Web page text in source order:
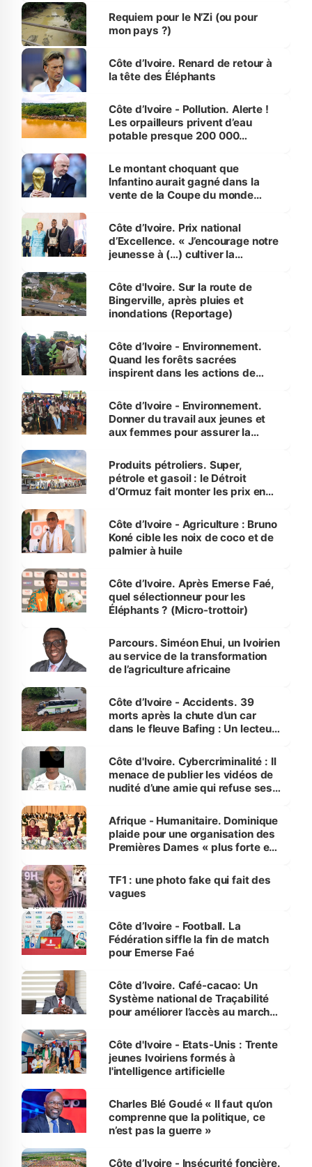
Requiem pour le N’Zi (ou pour
mon pays ?)
Côte d’Ivoire. Renard de retour à
la tête des Éléphants
Côte d’Ivoire - Pollution. Alerte !
Les orpailleurs privent d’eau
potable presque 200 000
Le montant choquant que
Infantino aurait gagné dans la
vente de la Coupe du monde
Côte d’Ivoire. Prix national
d’Excellence. « J’encourage notre
jeunesse à (…) cultiver la
(Alassane Ouattara
Côte d'Ivoire. Sur la route de
Bingerville, après pluies et
inondations (Reportage)
Côte d’Ivoire - Environnement.
Quand les forêts sacrées
inspirent dans les actions de
Côte d’Ivoire - Environnement.
Donner du travail aux jeunes et
aux femmes pour assurer la
menacées
Produits pétroliers. Super,
pétrole et gasoil : le Détroit
d’Ormuz fait monter les prix en
Côte d’Ivoire - Agriculture : Bruno
Koné cible les noix de coco et de
palmier à huile
Côte d’Ivoire. Après Emerse Faé,
quel sélectionneur pour les
Éléphants ? (Micro-trottoir)
Parcours. Siméon Ehui, un Ivoirien
au service de la transformation
de l’agriculture africaine
Côte d’Ivoire - Accidents. 39
morts après la chute d’un car
dans le fleuve Bafing : Un lecteur
des Transports
Côte d'Ivoire. Cybercriminalité : Il
menace de publier les vidéos de
nudité d’une amie qui refuse ses
Afrique - Humanitaire. Dominique
plaide pour une organisation des
Premières Dames « plus forte et
sur la scène internationale »
TF1 : une photo fake qui fait des
vagues
Côte d’Ivoire - Football. La
Fédération siffle la fin de match
pour Emerse Faé
Côte d’Ivoire. Café-cacao: Un
Système national de Traçabilité
pour améliorer l’accès au marché
Côte d'Ivoire - Etats-Unis : Trente
jeunes Ivoiriens formés à
l'intelligence artificielle
Charles Blé Goudé « Il faut qu’on
comprenne que la politique, ce
n’est pas la guerre »
Côte d’Ivoire - Insécurité foncière.